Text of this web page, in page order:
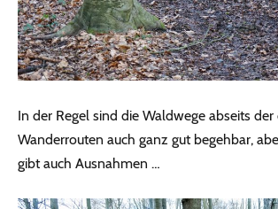
In der Regel sind die Waldwege abseits
Wanderrouten auch ganz gut begehbar,
gibt auch Ausnahmen …